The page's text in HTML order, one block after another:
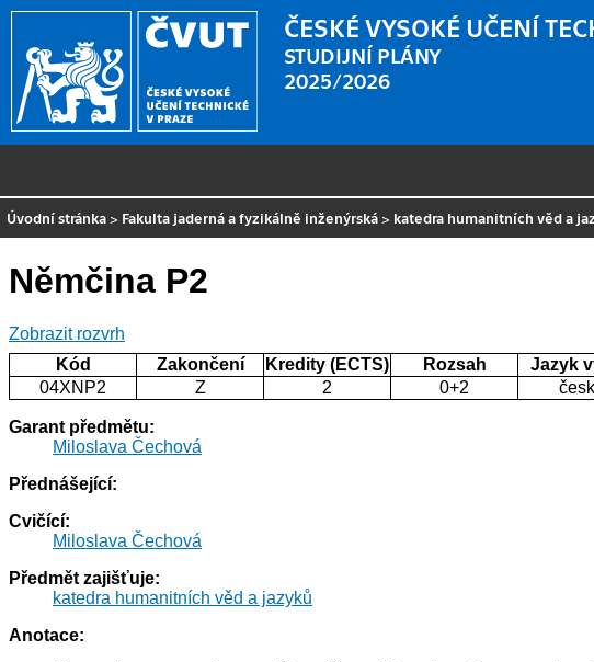
ČESKÉ VYSOKÉ UČENÍ
STUDIJNÍ PLÁNY
2025/2026
Úvodní stránka > Fakulta jaderná a fyzikálně inženýrská > katedra humanitních věd a
Němčina P2
Zobrazit rozvrh
Kód
Zakončení Kredity (ECTS) Rozsah
Jazyk
04XNP2
Z 2 0+2
Garant předmětu:
Miloslava Čechová
Přednášející:
Cvičící:
Miloslava Čechová
Předmět zajišťuje:
katedra humanitních věd a jazyků
Anotace: